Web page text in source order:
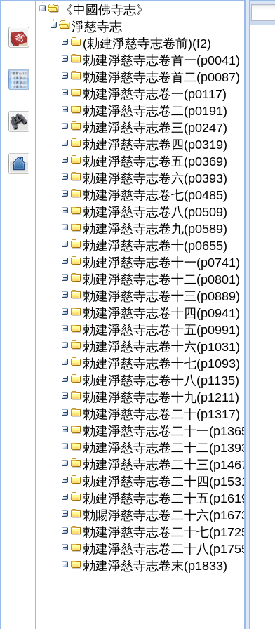
《中國佛寺志》
淨慈寺志
(勅建淨慈寺志卷前)(f2)
勅建淨慈寺志卷首一(p0041)
勅建淨慈寺志卷首二(p0087)
勅建淨慈寺志卷一(p0117)
勅建淨慈寺志卷二(p0191)
勅建淨慈寺志卷三(p0247)
勅建淨慈寺志卷四(p0319)
勅建淨慈寺志卷五(p0369)
勅建淨慈寺志卷六(p0393)
勅建淨慈寺志卷七(p0485)
勅建淨慈寺志卷八(p0509)
勅建淨慈寺志卷九(p0589)
勅建淨慈寺志卷十(p0655)
勅建淨慈寺志卷十一(p0741)
勅建淨慈寺志卷十二(p0801)
勅建淨慈寺志卷十三(p0889)
勅建淨慈寺志卷十四(p0941)
勅建淨慈寺志卷十五(p0991)
勅建淨慈寺志卷十六(p1031)
勅建淨慈寺志卷十七(p1093)
勅建淨慈寺志卷十八(p1135)
勅建淨慈寺志卷十九(p1211)
勅建淨慈寺志卷二十(p1317)
勅建淨慈寺志卷二十一(p1365)
勅建淨慈寺志卷二十二(p1393)
勅建淨慈寺志卷二十三(p1467)
勅建淨慈寺志卷二十四(p1531)
勅建淨慈寺志卷二十五(p1619)
勅賜淨慈寺志卷二十六(p1673)
勅建淨慈寺志卷二十七(p1725)
勅建淨慈寺志卷二十八(p1755)
勅建淨慈寺志卷末(p1833)